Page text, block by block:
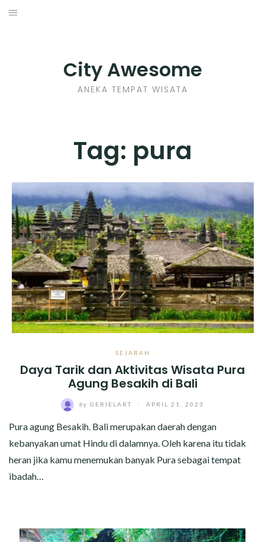
Skip
City Awesome
ANEKA TEMPAT WISATA
Tag: pura
SEJARAH
Daya Tarik dan Aktivitas Wisata Pura
Agung Besakih di Bali
by GERIELART APRIL 21, 2023
Pura agung Besakih. Bali merupakan daerah dengan
kebanyakan umat Hindu di dalamnya. Oleh karena itu tidak
heran jika kamu menemukan banyak Pura sebagai tempat
ibadah…
MOVIES REVIEW